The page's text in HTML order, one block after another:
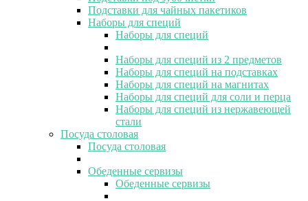
Подставки для чайных пакетиков
Наборы для специй
Наборы для специй
Наборы для специй из 2 предметов
Наборы для специй на подставках
Наборы для специй на магнитах
Наборы для специй для соли и перца
Наборы для специй из нержавеющей
стали
Посуда столовая
Посуда столовая
Обеденные сервизы
Обеденные сервизы